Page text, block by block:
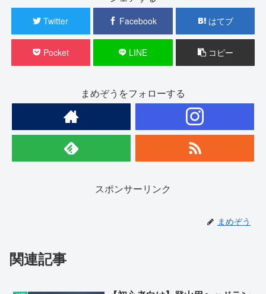
Twitter Facebook はてブ
Pocket LINE コピー
まめぞうをフォローする
スポンサーリンク
まめぞう
関連記事